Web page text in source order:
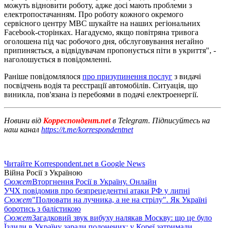
можуть відновити роботу, адже досі мають проблеми з
електропостачанням. Про роботу кожного окремого
сервісного центру МВС шукайте на наших регіональних
Facebook-сторінках. Нагадуємо, якщо повітряна тривога
оголошена під час робочого дня, обслуговування негайно
припиняється, а відвідувачам пропонується піти в укриття", -
наголошується в повідомленні.
Раніше повідомлялося про призупинення послуг з видачі
посвідчень водія та реєстрації автомобілів. Ситуація, що
виникла, пов'язана із перебоями в подачі електроенергії.
Новини від Корреспондент.netв Telegram. Підписуйтесь на
наш канал https://t.me/korrespondentnet
Читайте Korrespondent.net в Google News
Війна Росії з Україною
СюжетВторгнення Росії в Україну. Онлайн
УЧХ повідомив про безпрецедентні атаки РФ у липні
Сюжет"Полювати на лучника, а не на стрілу". Як Україні
боротись з балістикою
СюжетЗагадковий звук вибуху налякав Москву: що це було